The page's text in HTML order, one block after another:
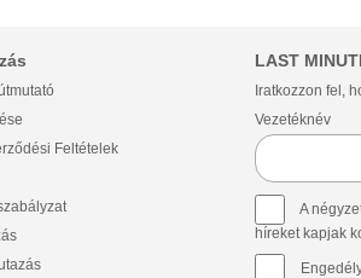
LAST
Iratkozzon fel,
Vezetéknév
A
híreket kapjak
Feltételek